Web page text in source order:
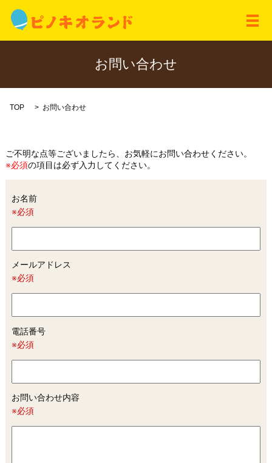
メ
お問い合わせ
TOP お問い合わせ
ご不明な点等ございましたら、お気軽にお問い合わせください。
※必須の項目は必ず入力してください。
お名前
※必須
メールアドレス
※必須
電話番号
※必須
お問い合わせ内容
※必須